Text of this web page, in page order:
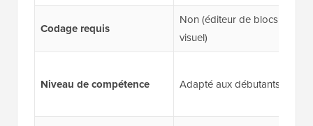
Codage requis
Non (éditeur de blocs
visuel)
Niveau de compétence Adapté aux débutants